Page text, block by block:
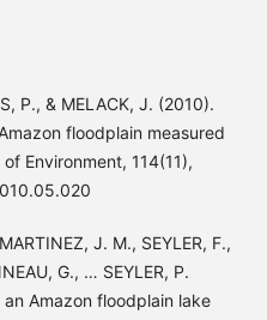
P., & MELACK, J. (2010).
floodplain measured
Environment, 114(11),
J. M., SEYLER, F.,
G., … SEYLER, P.
Amazon floodplain lake